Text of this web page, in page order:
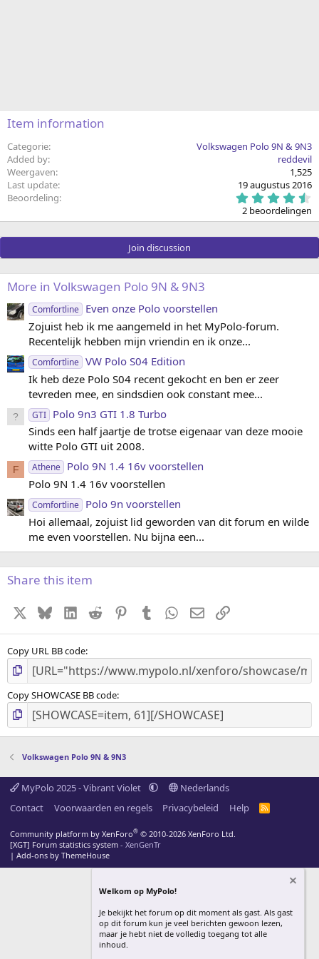
Item information
Categorie
Volkswagen Polo 9N & 9N3
Added by
reddevil
Weergaven
1,525
Last update
19 augustus 2016
Beoordeling
5
s
e
r
2 beoordelingen
Join discussion
More in Volkswagen Polo 9N & 9N3
Comfortline Even onze Polo voorstellen
Zojuist heb ik me aangemeld in het MyPolo-forum.
Recentelijk hebben mijn vriendin en ik onze...
Comfortline VW Polo S04 Edition
Ik heb deze Polo S04 recent gekocht en ben er zeer
tevreden mee, en sindsdien ook constant mee...
GTI Polo 9n3 GTI 1.8 Turbo
Sinds een half jaartje de trotse eigenaar van deze mooie
witte Polo GTI uit 2008.
F Athene Polo 9N 1.4 16v voorstellen
Polo 9N 1.4 16v voorstellen
Comfortline Polo 9n voorstellen
Hoi allemaal, zojuist lid geworden van dit forum en wilde
me even voorstellen. Nu bijna een...
Share this item
BlueskyLinkedIn
Reddit PinterestTumblr WhatsApp
E-mailkoppeling
Copy URL BB code
Copy SHOWCASE BB code
Volkswagen Polo 9N & 9N3
MyPolo 2025 - Vibrant Violet
Nederlands
Contact
Voorwaarden en regels Privacybeleid Help
R
S
Community platform by XenForo® © 2010-2026 XenForo Ltd.
[XGT] Forum statistics system - XenGenTr
| Add-ons by ThemeHouse
Welkom op MyPolo!
Je bekijkt het forum op dit moment als gast. Als gast
op dit forum kun je veel berichten gewoon lezen,
maar je hebt niet de volledig toegang tot alle
inhoud.